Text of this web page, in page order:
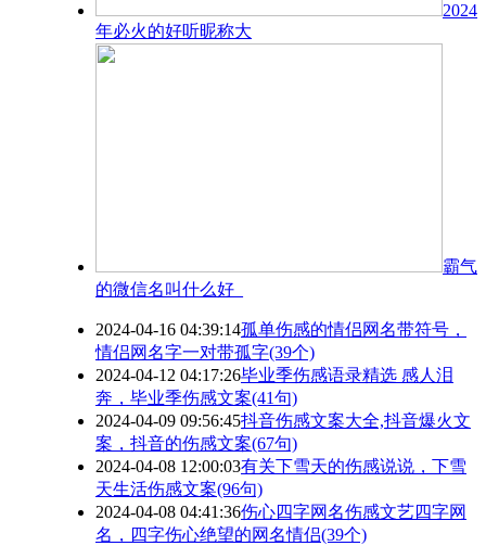
2024
年必火的好听昵称大
霸气
的微信名叫什么好_
2024-04-16 04:39:14孤单伤感的情侣网名带符号，
情侣网名字一对带孤字(39个)
2024-04-12 04:17:26毕业季伤感语录精选 感人泪
奔，毕业季伤感文案(41句)
2024-04-09 09:56:45抖音伤感文案大全,抖音爆火文
案，抖音的伤感文案(67句)
2024-04-08 12:00:03有关下雪天的伤感说说，下雪
天生活伤感文案(96句)
2024-04-08 04:41:36伤心四字网名伤感文艺四字网
名，四字伤心绝望的网名情侣(39个)